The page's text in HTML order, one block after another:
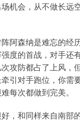
机会，从不做长远
阿森纳是难忘的经
度的首战，对手还
攻防都占了上风，
引对手跑位，你需
每次都做到完美。
，和同样来自南部